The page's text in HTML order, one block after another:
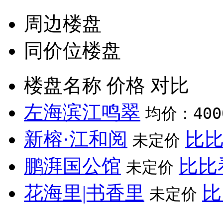
周边楼盘
同价位楼盘
楼盘名称 价格 对比
左海滨江鸣翠 均价：
新榕·江和阅 未定价 比
鹏湃国公馆 未定价 比比
花海里|书香里 未定价